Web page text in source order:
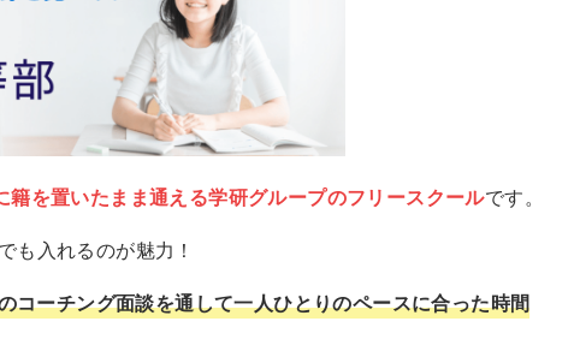
籍を置いたまま通える学研グループのフリースクールです。
も入れるのが魅力！
コーチング面談を通して一人ひとりのペースに合った時間